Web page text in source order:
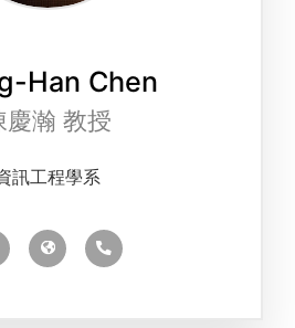
Han Chen
慶瀚 教授
訊工程學系